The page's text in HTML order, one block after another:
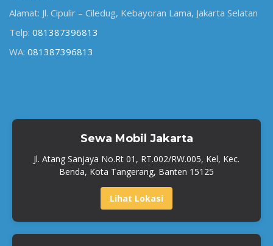
Alamat: Jl. Cipulir – Ciledug, Kebayoran Lama, Jakarta Selatan
Telp: 081387396813
WA: 081387396813
Sewa Mobil Jakarta
Jl. Atang Sanjaya No.Rt 01, RT.002/RW.005, Kel, Kec.
Benda, Kota Tangerang, Banten 15125
Lihat Lokasi